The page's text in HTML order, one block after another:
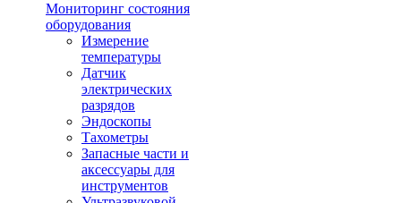
Мониторинг состояния
оборудования
Измерение
температуры
Датчик
электрических
разрядов
Эндоскопы
Тахометры
Запасные части и
аксессуары для
инструментов